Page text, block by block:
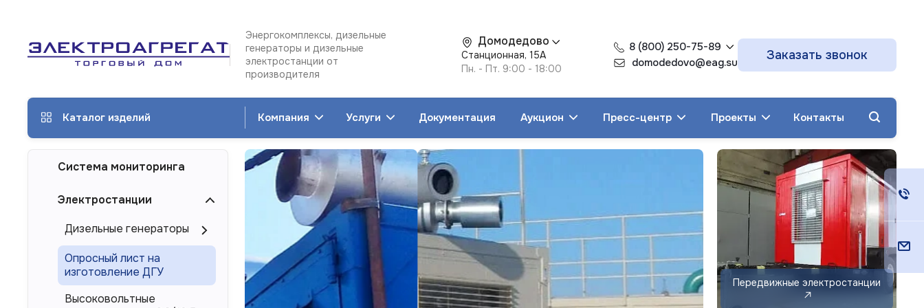
Энергокомплексы, дизельные
генераторы и дизельные
электростанции от
производителя
Домодедово
Станционная, 15А
Пн. - Пт. 9:00 - 18:00
8 (800) 250-75-89
domodedovo@eag.su
Заказать звонок
Каталог изделий Компания Услуги Документация Аукцион Пресс-центр Проекты Контакты
Система мониторинга
Электростанции
Дизельные генераторы
Опросный лист на
изготовление ДГУ
Высоковольтные
Дизельные
генераторы
электростанции
ЭТРО
в
Домодедово
от
Контейнерные
электростанции
ЭТРО
Дизельные
генераторы ЭТРО
до 5000 кВт
Передвижные электростанции